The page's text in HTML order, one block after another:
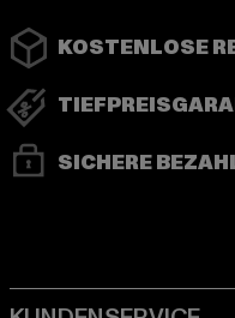
KOSTENLOSE
SICHERE